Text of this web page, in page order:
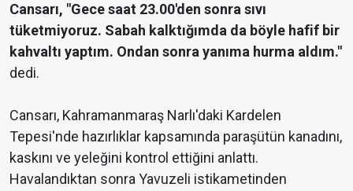
Cansarı, "Gece saat 23.00'den sonra sıvı
tüketmiyoruz. Sabah kalktığımda da böyle hafif bir
kahvaltı yaptım. Ondan sonra yanıma hurma aldım."
dedi.
Cansarı, Kahramanmaraş Narlı'daki Kardelen
Tepesi'nde hazırlıklar kapsamında paraşütün kanadını,
kaskını ve yeleğini kontrol ettiğini anlattı.
Havalandıktan sonra Yavuzeli istikametinden